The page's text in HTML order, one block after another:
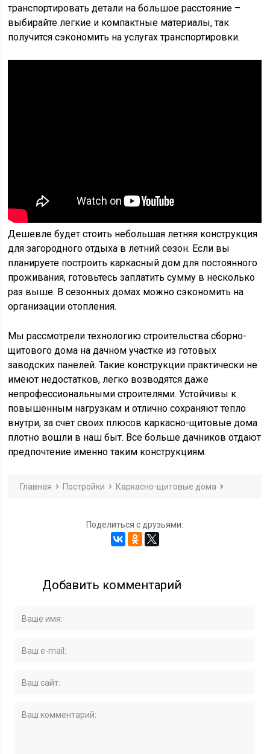
транспортировать детали на большое расстояние –
выбирайте легкие и компактные материалы, так
получится сэкономить на услугах транспортировки.
Дешевле будет стоить небольшая летняя конструкция
для загородного отдыха в летний сезон. Если вы
планируете построить каркасный дом для постоянного
проживания, готовьтесь заплатить сумму в несколько
раз выше. В сезонных домах можно сэкономить на
организации отопления.
Мы рассмотрели технологию строительства сборно-
щитового дома на дачном участке из готовых
заводских панелей. Такие конструкции практически не
имеют недостатков, легко возводятся даже
непрофессиональными строителями. Устойчивы к
повышенным нагрузкам и отлично сохраняют тепло
внутри, за счет своих плюсов каркасно-щитовые дома
плотно вошли в наш быт. Все больше дачников отдают
предпочтение именно таким конструкциям.
Главная Постройки Каркасно-щитовые дома
Поделиться с друзьями:
Добавить комментарий